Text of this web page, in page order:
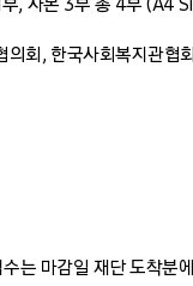
회, 한국사회복지관
는 마감일 재단 도착분